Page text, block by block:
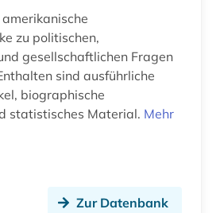
nordische staaten (1)
online-publikation (3)
zu politischen,
gesellschaftlichen Fragen
sind ausführliche
biographische
statistisches Material. Mehr
Zur Datenbank